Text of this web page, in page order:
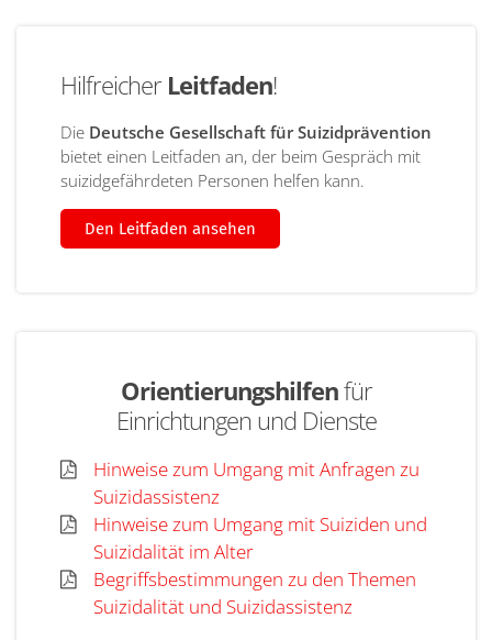
Hilfreicher Leitfaden!
Die Deutsche Gesellschaft für Suizidprävention
bietet einen Leitfaden an, der beim Gespräch mit
suizidgefährdeten Personen helfen kann.
Den Leitfaden ansehen
Orientierungshilfenfür
Einrichtungen und Dienste
Hinweise zum Umgang mit Anfragen zu
Suizidassistenz
Hinweise zum Umgang mit Suiziden und
Suizidalität im Alter
Begriffsbestimmungen zu den Themen
Suizidalität und Suizidassistenz